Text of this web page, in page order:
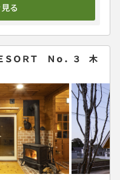
る
ＳＯＲＴ Ｎｏ．３ 木